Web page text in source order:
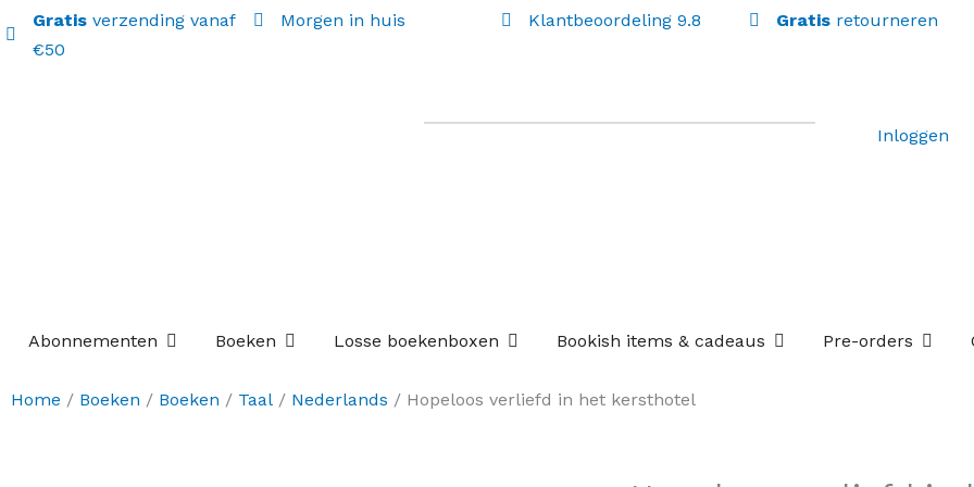
Gratis verzending vanaf
€50
Morgen in huis Klantbeoordeling 9.8 Gratis retourneren
Inloggen
Abonnementen Open Abonnementen
Boeken Open Boeken
Losse boekenboxen Open Losse boekenboxen
Bookish items & cadeaus Open Bookish items &
Pre-orders Open
Home / Boeken / Boeken / Taal / Nederlands / Hopeloos verliefd in het kersthotel